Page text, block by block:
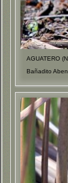
AGUATERO
Bañadito